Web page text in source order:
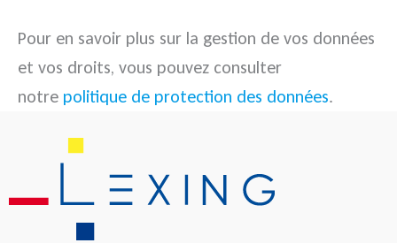
Pour en savoir plus sur la gestion de vos données
et vos droits, vous pouvez consulter
notre politique de protection des données.